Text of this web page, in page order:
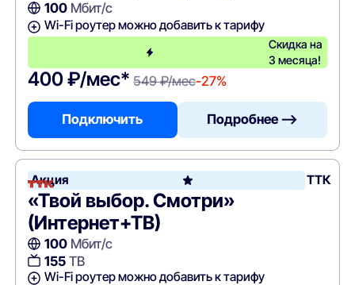
100Мбит/с
Wi-Fi роутер можно добавить к тарифу
Скидка на
3 месяца!
400 ₽/мес* 549 ₽/мес-27%
Подключить Подробнее —>
Акция ТТК
«Твой выбор. Смотри»
(Интернет+ТВ)
100Мбит/с
155ТВ
Wi-Fi роутер можно добавить к тарифу